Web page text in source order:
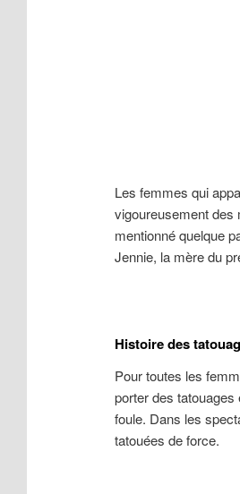
Les femmes qui
vigoureusement des
mentionné quelque
Jennie, la mère du
Histoire des
Pour toutes les
porter des
foule. Dans les
tatouées de force.